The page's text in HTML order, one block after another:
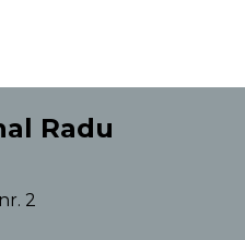
Radu
2